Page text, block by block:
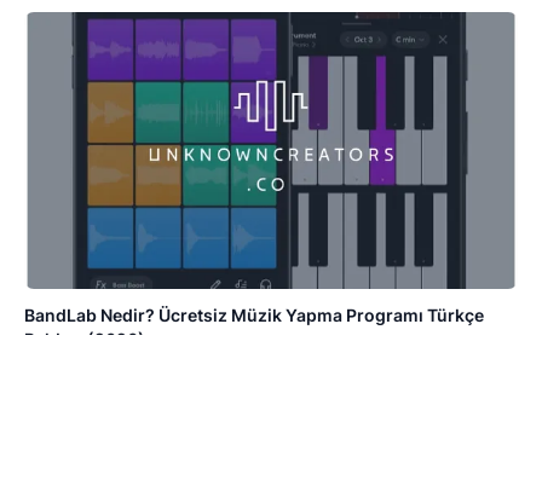
BandLab Nedir? Ücretsiz Müzik Yapma Programı Türkçe
Rehber (2026)